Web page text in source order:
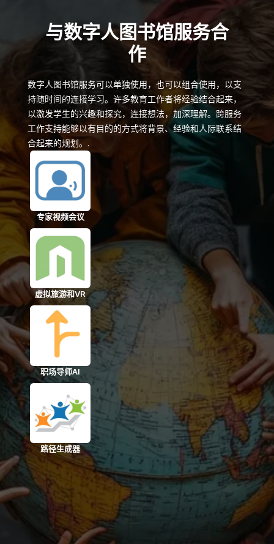
与数字人图书馆服务合
作
数字人图书馆服务可以单独使用，也可以组合使用，以支
持随时间的连接学习。许多教育工作者将经验结合起来，
以激发学生的兴趣和探究，连接想法，加深理解。跨服务
工作支持能够以有目的的方式将背景、经验和人际联系结
合起来的规划。.
专家视频会议
虚拟旅游和VR
职场导师AI
路径生成器